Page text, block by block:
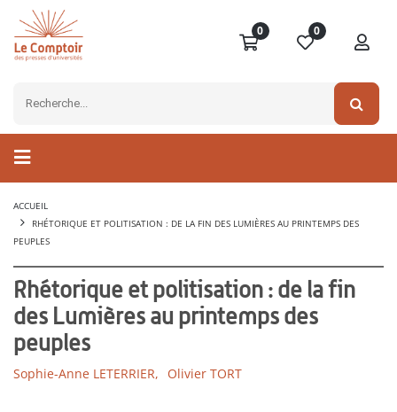
0 0
ACCUEIL
RHÉTORIQUE ET POLITISATION : DE LA FIN DES LUMIÈRES AU PRINTEMPS DES
PEUPLES
Rhétorique et politisation : de la fin
des Lumières au printemps des
peuples
Sophie-Anne LETERRIER, Olivier TORT